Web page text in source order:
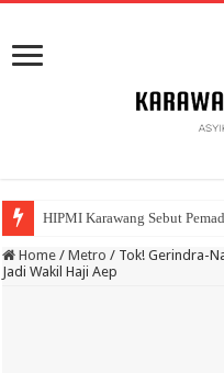
HIPMI Karawang Sebut
BPK Ganjar WTP ke 11 Pada
Home / Metro / Tok! Gerindra-
Jadi Wakil Haji Aep